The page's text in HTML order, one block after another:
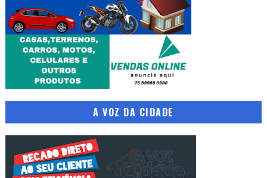
A VOZ DA CIDADE